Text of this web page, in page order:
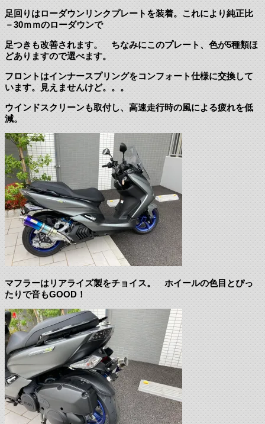
足回りはローダウンリンクプレートを装着。これにより純正比
－30ｍｍのローダウンで
足つきも改善されます。 ちなみにこのプレート、色が5種類ほ
どありますので選べます。
フロントはインナースプリングをコンフォート仕様に交換して
います。見えませんけど。。。
ウインドスクリーンも取付し、高速走行時の風による疲れを低
減。
マフラーはリアライズ製をチョイス。 ホイールの色目とぴっ
たりで音もGOOD！